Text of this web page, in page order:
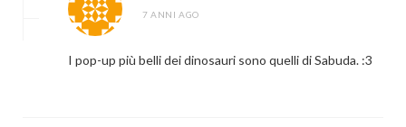
7 ANNI AGO
I pop-up più belli dei dinosauri sono quelli di Sabuda. :3